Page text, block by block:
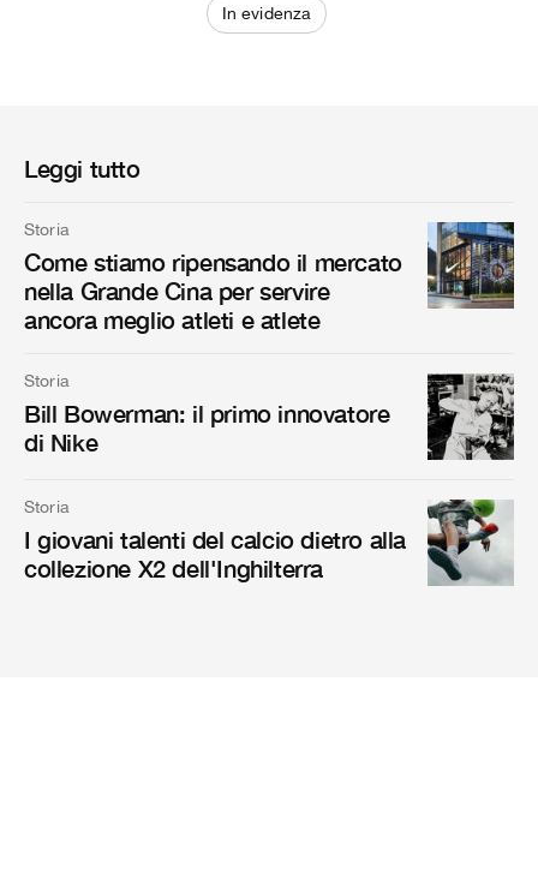
In evidenza
Leggi tutto
Storia
Come stiamo ripensando il mercato
nella Grande Cina per servire
ancora meglio atleti e atlete
Storia
Bill Bowerman: il primo innovatore
di Nike
Storia
I giovani talenti del calcio dietro alla
collezione X2 dell'Inghilterra